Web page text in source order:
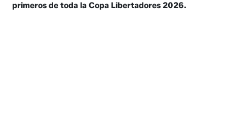
primeros de toda la Copa Libertadores 2026.